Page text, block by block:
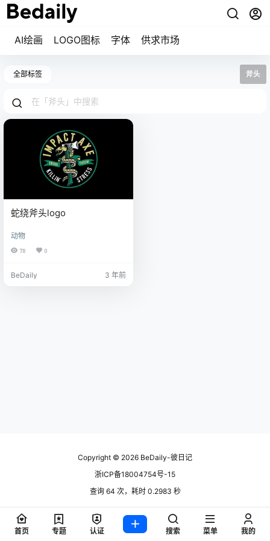
AI绘画 LOGO图标 字体 供求市场
全部标签 斧头
蛇绕斧头logo
动物
78 0
BeDaily 3 年前
Copyright © 2026 BeDaily-彼日记
浙ICP备18004754号-15
查询 64 次，耗时 0.2983 秒
首页 专题 认证 搜索 菜单 我的